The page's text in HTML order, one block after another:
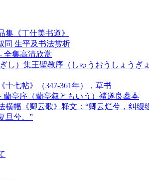
集《丁仕美书道》
同 生平及书法赏析
全集高清欣赏
し）集王聖教序（しゅうおうしょうぎ
十七帖》（347-361年），草书
蘭亭序（蘭亭叙ともいう）褚遂良摹本
横幅《卿云歌》释文：“卿云烂兮，纠缦
旦兮。”